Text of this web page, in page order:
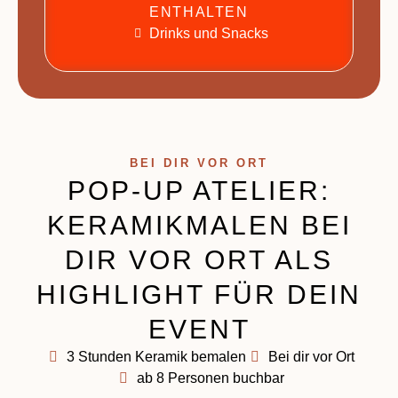
ENTHALTEN
Drinks und Snacks
BEI DIR VOR ORT
POP-UP ATELIER:
KERAMIKMALEN BEI
DIR VOR ORT ALS
HIGHLIGHT FÜR DEIN
EVENT
3 Stunden Keramik bemalen
Bei dir vor Ort
ab 8 Personen buchbar​